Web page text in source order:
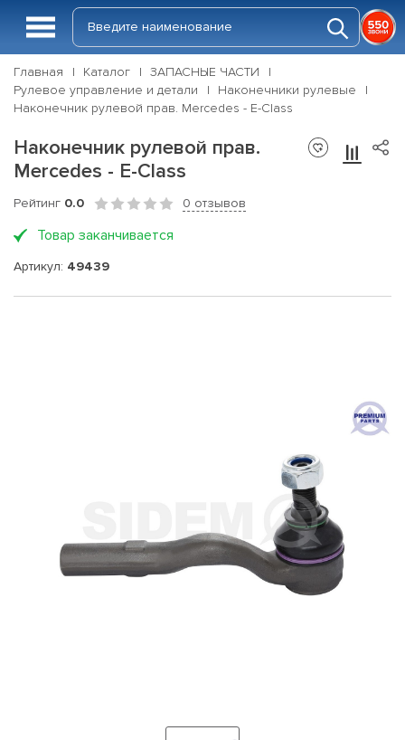
Главная Каталог
ЗАПАСНЫЕ ЧАСТИ
Рулевое управление и детали
Наконечники рулевые
Наконечник рулевой прав. Mercedes - E-Class
Наконечник рулевой прав.
Mercedes - E-Class
Рейтинг 0.0 0 отзывов
Товар заканчивается
Артикул: 49439